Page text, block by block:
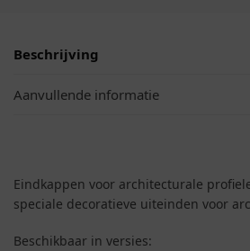
Beschrijving
Aanvullende informatie
Eindkappen voor architecturale
speciale decoratieve uiteinden voor
Beschikbaar in versies: